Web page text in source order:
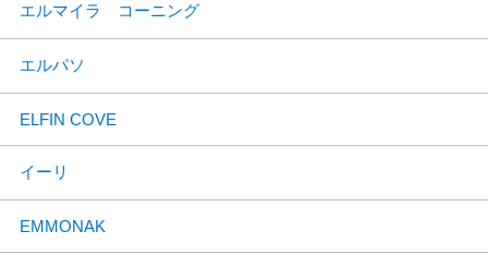
エルマイラ コーニング
エルパソ
ELFIN COVE
イーリ
EMMONAK